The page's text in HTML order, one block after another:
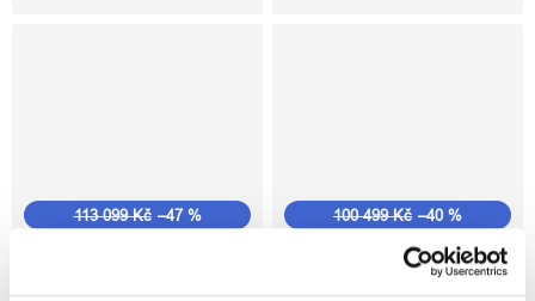
113 099 Kč –47 %
grey/bamboo green
100 499 Kč –40 %
Haibike ALLTRAIL 4 kola
29/27,5" vel.XL gloss blue
silver